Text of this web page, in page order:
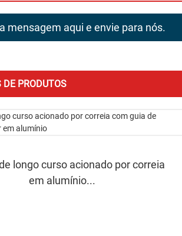
mensagem aqui e envie para nós.
DE PRODUTOS
longo curso acionado por correia
em alumínio...